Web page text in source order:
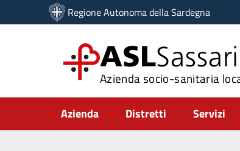
Vai ai contenuti
Vai al menu di navigazione
Regione Autonoma della Sardegna
ASLSassari
Azienda socio-sanitaria
Submenu
Azienda Distretti Servizi